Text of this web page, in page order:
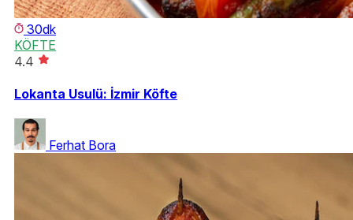
30dk
KÖFTE
4.4
Lokanta Usulü: İzmir Köfte
Ferhat Bora